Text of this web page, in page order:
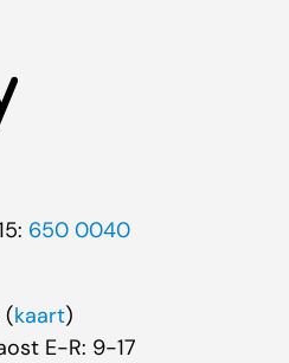
650 0040
(kaart)
E-R: 9-17